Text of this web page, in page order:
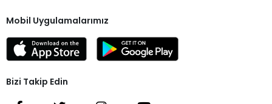
Mobil Uygulamalarımız
Bizi Takip Edin